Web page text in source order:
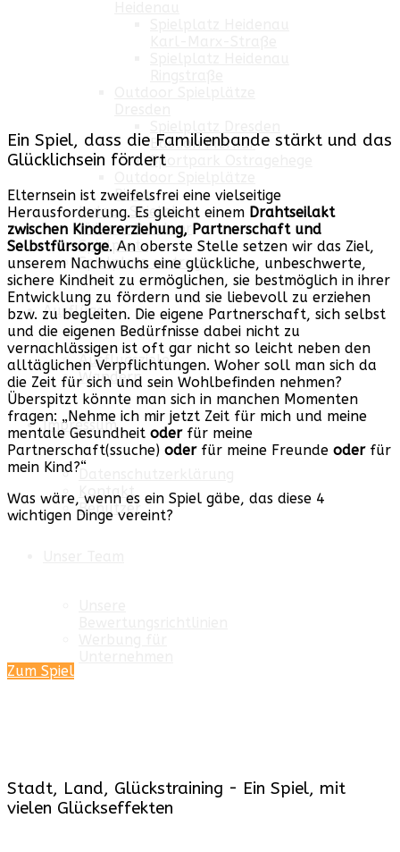
Bastion Merkur
Sportpark Ostragehege
Pirna
Indoor Spielplatz
Video - Outdoor
Spielplatz
Spielplatz eintragen
Ausflüge
Ausflugsziele
Wandern
Impressum
Kontakt
Benutzer
Ein Spiel, dass die Familienbande stärkt und das
Glücklichsein fördert
Elternsein ist zweifelsfrei eine vielseitige
Herausforderung. Es gleicht einem Drahtseilakt
zwischen Kindererziehung, Partnerschaft und
Selbstfürsorge. An oberste Stelle setzen wir das Ziel,
unserem Nachwuchs eine glückliche, unbeschwerte,
sichere Kindheit zu ermöglichen, sie bestmöglich in ihrer
Entwicklung zu fördern und sie liebevoll zu erziehen
bzw. zu begleiten. Die eigene Partnerschaft, sich selbst
und die eigenen Bedürfnisse dabei nicht zu
vernachlässigen ist oft gar nicht so leicht neben den
alltäglichen Verpflichtungen. Woher soll man sich da
die Zeit für sich und sein Wohlbefinden nehmen?
Überspitzt könnte man sich in manchen Momenten
fragen: „Nehme ich mir jetzt Zeit für mich und meine
mentale Gesundheit oderfür meine
Partnerschaft(ssuche) oderfür meine Freunde oderfür
mein Kind?“
Was wäre, wenn es ein Spiel gäbe, das diese 4
wichtigen Dinge vereint?
Zum Spiel
Stadt, Land, Glückstraining - Ein Spiel, mit
vielen Glückseffekten